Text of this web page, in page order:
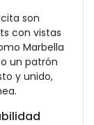
son
con vistas
Marbella
un patrón
y unido,